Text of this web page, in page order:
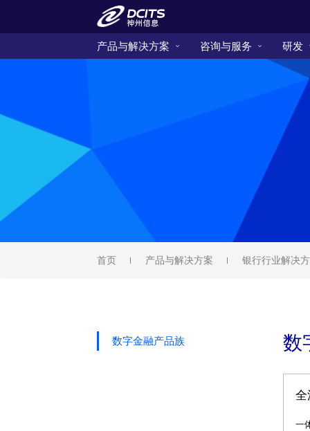
产品与解决方案 咨询与服务 研发
首页 产品与解决方案 银行行业解决
数
全
一
数字金融产品族